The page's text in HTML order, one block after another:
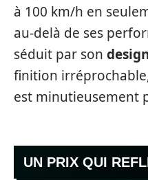
à 100 km/h en
au-delà de ses
séduit par son design
finition
est minutieusement
UN PRIX QUI